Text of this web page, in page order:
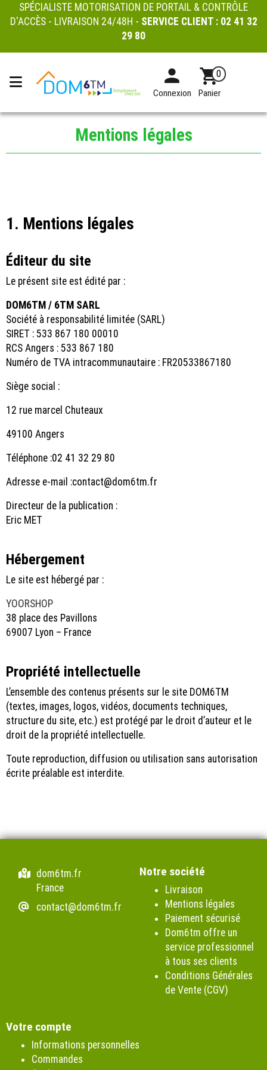
SPÉCIALISTE MOTORISATION DE PORTAIL & CONTRÔLE
D'ACCÈS - LIVRAISON 24/48H - SERVICE CLIENT : 02 41 32
29 80
Connexion
0
Panier
Mentions légales
1. Mentions légales
Éditeur du site
Le présent site est édité par :
DOM6TM / 6TM SARL
Société à responsabilité limitée (SARL)
SIRET : 533 867 180 00010
RCS Angers : 533 867 180
Numéro de TVA intracommunautaire : FR20533867180
Siège social :
12 rue marcel Chuteaux
49100 Angers
Téléphone :02 41 32 29 80
Adresse e-mail :contact@dom6tm.fr
Directeur de la publication :
Eric MET
Hébergement
Le site est hébergé par :
YOORSHOP
38 place des Pavillons
69007 Lyon – France
Propriété intellectuelle
L’ensemble des contenus présents sur le site DOM6TM
(textes, images, logos, vidéos, documents techniques,
structure du site, etc.) est protégé par le droit d’auteur et le
droit de la propriété intellectuelle.
Toute reproduction, diffusion ou utilisation sans autorisation
écrite préalable est interdite.
dom6tm.fr
France
contact@dom6tm.fr
Notre société
Livraison
Mentions légales
Paiement sécurisé
Dom6tm offre un
service professionnel
à tous ses clients
Conditions Générales
de Vente (CGV)
Votre compte
Informations personnelles
Commandes